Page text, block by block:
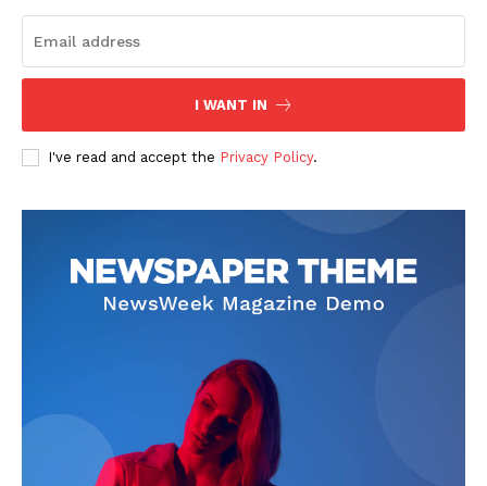
I WANT IN
I've read and accept the Privacy Policy.